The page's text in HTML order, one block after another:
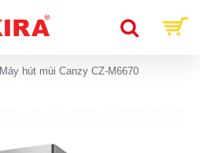
Máy hút mùi Canzy CZ-M6670